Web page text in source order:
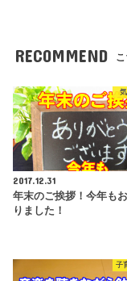
RECOMMEND
2017.12.31
年末のご挨拶！今年も
りました！
子